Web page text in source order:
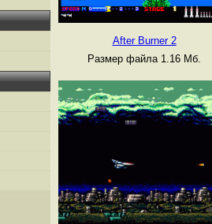
After Burner 2
Размер файла 1.16 Мб.